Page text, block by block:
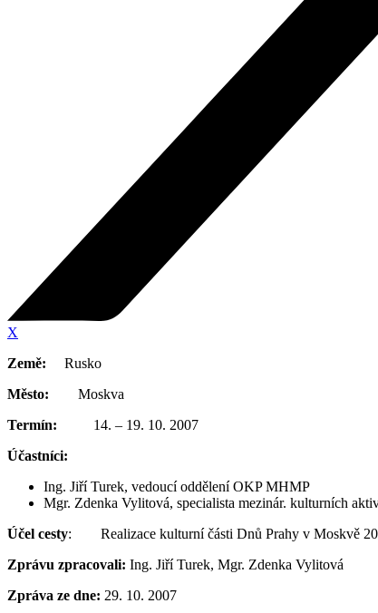
X
Země: Rusko
Město:
Moskva
Termín:
14. – 19. 10. 2007
Účastníci:
Ing. Jiří Turek, vedoucí oddělení OKP MHMP
Mgr. Zdenka Vylitová, specialista mezinár. kulturních
Účel cesty: Realizace kulturní části Dnů Prahy v Moskvě
Zprávu zpracovali: Ing. Jiří Turek, Mgr. Zdenka Vylitová
Zpráva ze dne: 29. 10. 2007